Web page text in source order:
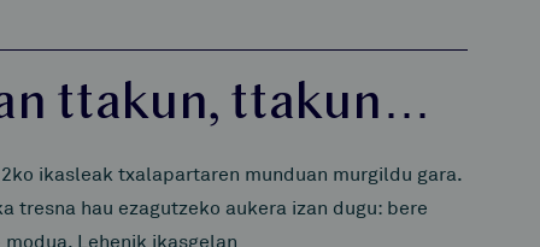
ttakun, ttakun…
ikasleak txalapartaren munduan murgildu gara.
tresna hau ezagutzeko aukera izan dugu: bere
Lehenik ikasgelan